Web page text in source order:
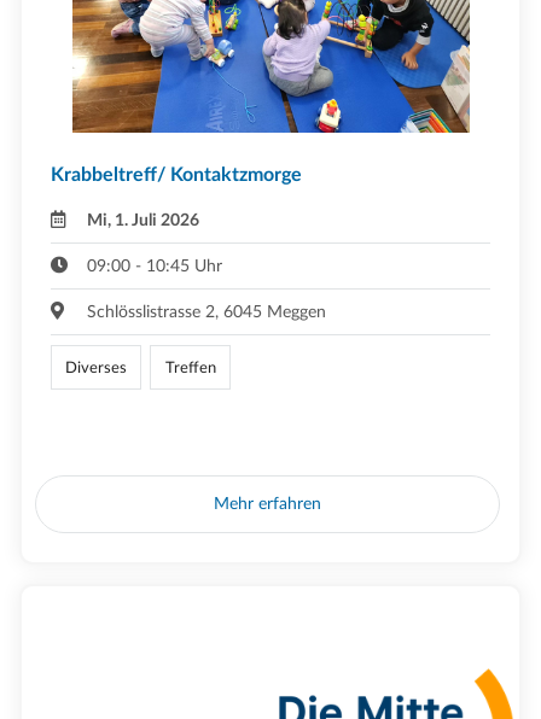
Krabbeltreff/ Kontaktzmorge
Mi, 1. Juli 2026
09:00 - 10:45 Uhr
Schlösslistrasse 2, 6045 Meggen
Diverses Treffen
Mehr erfahren